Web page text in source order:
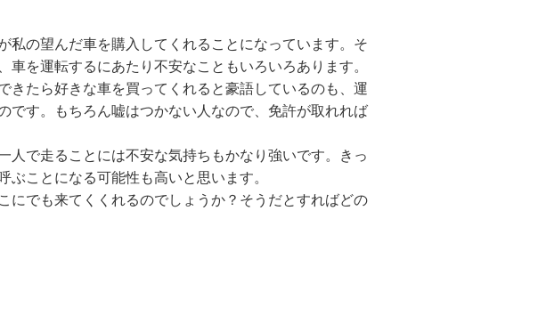
私の望んだ車を購入してくれることになっています。そ
を運転するにあたり不安なこともいろいろあります。
きたら好きな車を買ってくれると豪語しているのも、運
です。もちろん嘘はつかない人なので、免許が取れれば
人で走ることには不安な気持ちもかなり強いです。きっ
ことになる可能性も高いと思います。
にでも来てくくれるのでしょうか？そうだとすればどの